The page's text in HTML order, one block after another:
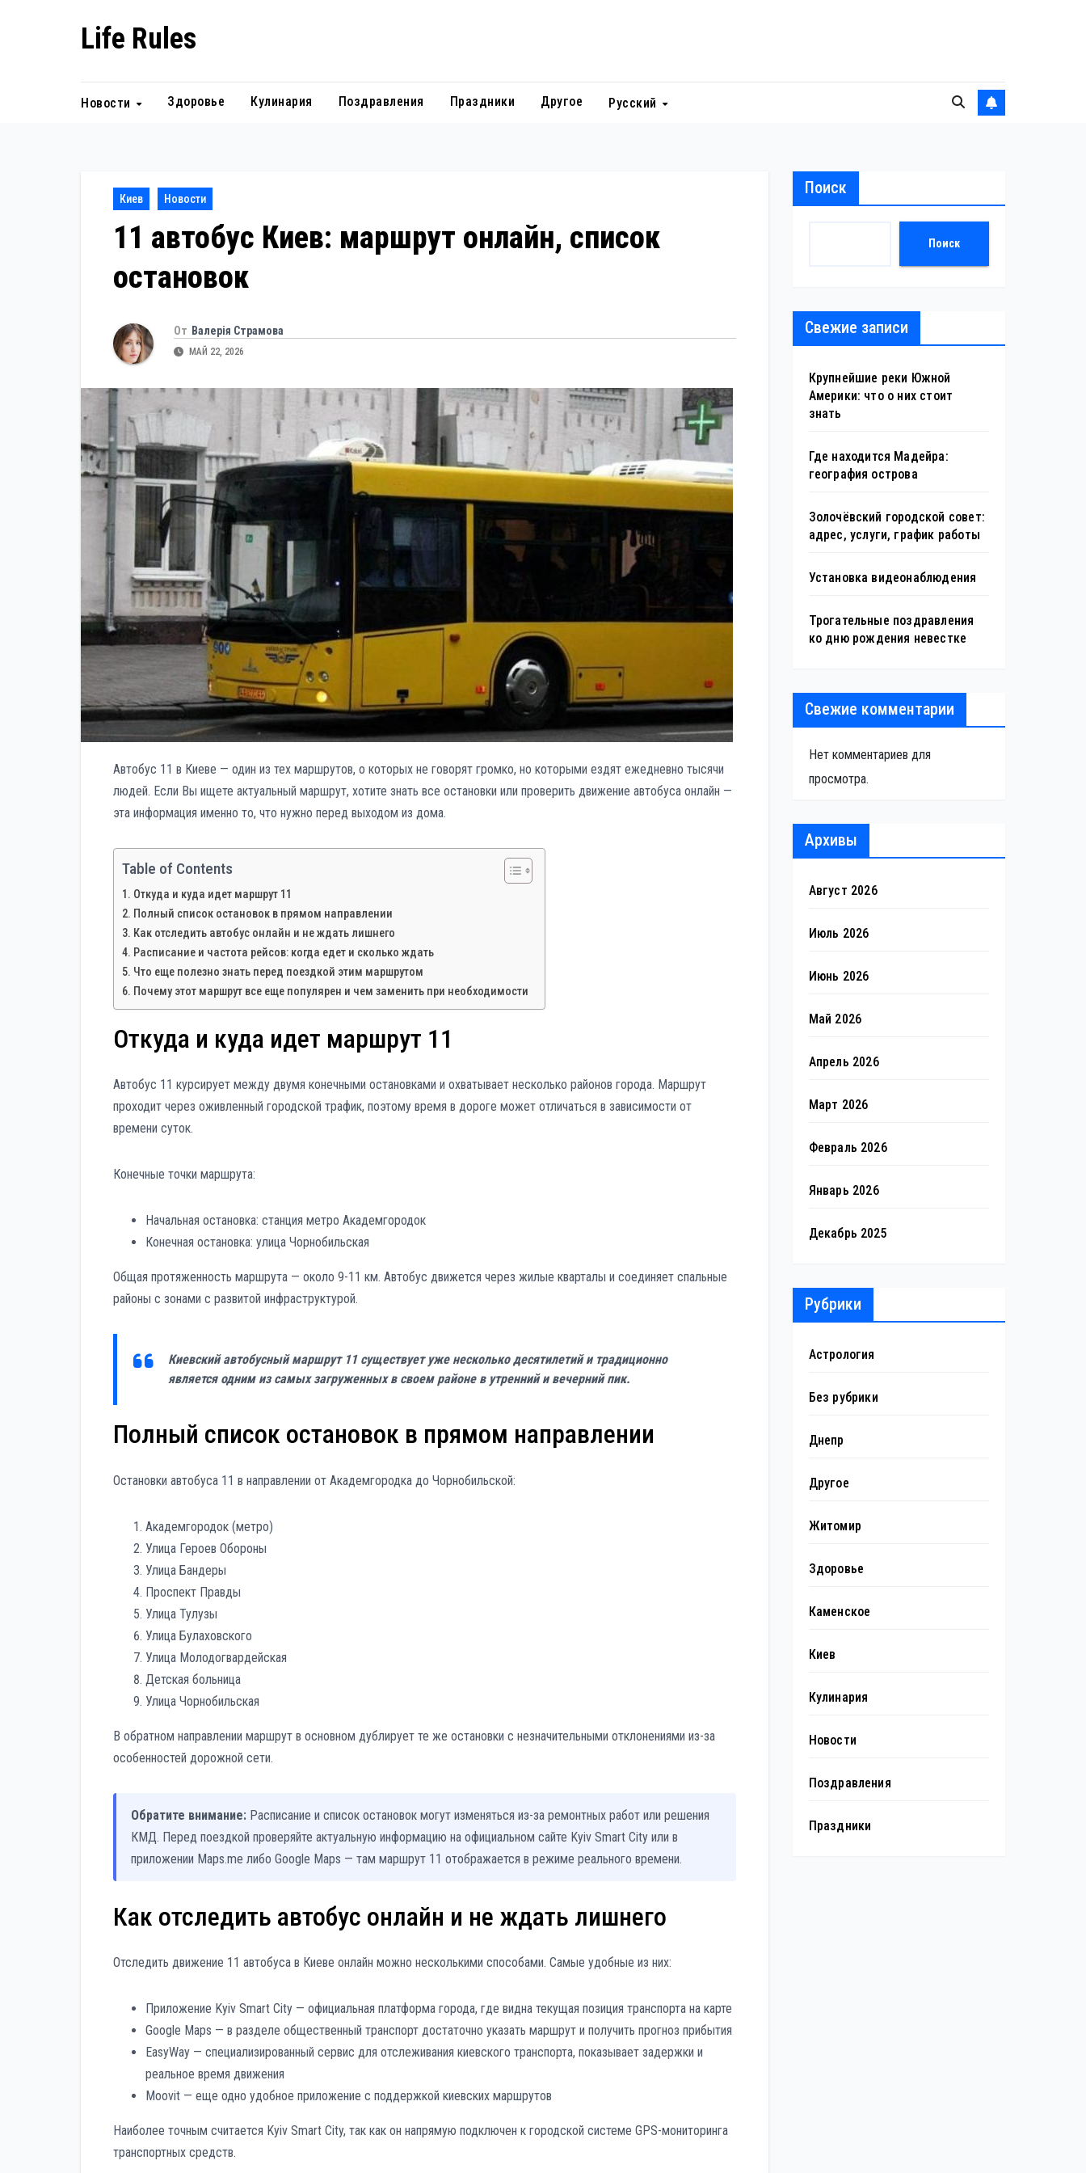
Life Rules
Новости Здоровье Кулинария Поздравления Праздники Другое Русский
Киев Новости
11 автобус Киев: маршрут онлайн, список
остановок
От Валерія Страмова
МАЙ 22, 2026
Автобус 11 в Киеве — один из тех маршрутов, о которых не говорят громко, но которыми ездят ежедневно тысячи
людей. Если Вы ищете актуальный маршрут, хотите знать все остановки или проверить движение автобуса онлайн —
эта информация именно то, что нужно перед выходом из дома.
Table of Contents
Откуда и куда идет маршрут 11
Полный список остановок в прямом направлении
Как отследить автобус онлайн и не ждать лишнего
Расписание и частота рейсов: когда едет и сколько ждать
Что еще полезно знать перед поездкой этим маршрутом
Почему этот маршрут все еще популярен и чем заменить при необходимости
Откуда и куда идет маршрут 11
Автобус 11 курсирует между двумя конечными остановками и охватывает несколько районов города. Маршрут
проходит через оживленный городской трафик, поэтому время в дороге может отличаться в зависимости от
времени суток.
Конечные точки маршрута:
Начальная остановка: станция метро Академгородок
Конечная остановка: улица Чорнобильская
Общая протяженность маршрута — около 9-11 км. Автобус движется через жилые кварталы и соединяет спальные
районы с зонами с развитой инфраструктурой.
Киевский автобусный маршрут 11 существует уже несколько десятилетий и традиционно
является одним из самых загруженных в своем районе в утренний и вечерний пик.
Полный список остановок в прямом направлении
Остановки автобуса 11 в направлении от Академгородка до Чорнобильской:
Академгородок (метро)
Улица Героев Обороны
Улица Бандеры
Проспект Правды
Улица Тулузы
Улица Булаховского
Улица Молодогвардейская
Детская больница
Улица Чорнобильская
В обратном направлении маршрут в основном дублирует те же остановки с незначительными отклонениями из-за
особенностей дорожной сети.
Обратите внимание: Расписание и список остановок могут изменяться из-за ремонтных работ или решения
КМД. Перед поездкой проверяйте актуальную информацию на официальном сайте Kyiv Smart City или в
приложении Maps.me либо Google Maps — там маршрут 11 отображается в режиме реального времени.
Как отследить автобус онлайн и не ждать лишнего
Отследить движение 11 автобуса в Киеве онлайн можно несколькими способами. Самые удобные из них:
Приложение Kyiv Smart City — официальная платформа города, где видна текущая позиция транспорта на карте
Google Maps — в разделе общественный транспорт достаточно указать маршрут и получить прогноз прибытия
EasyWay — специализированный сервис для отслеживания киевского транспорта, показывает задержки и
реальное время движения
Moovit — еще одно удобное приложение с поддержкой киевских маршрутов
Наиболее точным считается Kyiv Smart City, так как он напрямую подключен к городской системе GPS-мониторинга
транспортных средств.
Поиск
Поиск
Свежие записи
Крупнейшие реки Южной
Америки: что о них стоит
знать
Где находится Мадейра:
география острова
Золочёвский городской совет:
адрес, услуги, график работы
Установка видеонаблюдения
Трогательные поздравления
ко дню рождения невестке
Свежие комментарии
Нет комментариев для
просмотра.
Архивы
Август 2026
Июль 2026
Июнь 2026
Май 2026
Апрель 2026
Март 2026
Февраль 2026
Январь 2026
Декабрь 2025
Рубрики
Астрология
Без рубрики
Днепр
Другое
Житомир
Здоровье
Каменское
Киев
Кулинария
Новости
Поздравления
Праздники